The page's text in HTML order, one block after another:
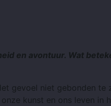
en avontuur. Wat
gevoel niet gebonden te
kunst en ons leven in